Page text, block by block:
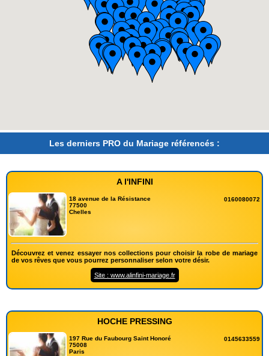
Les derniers PRO du Mariage référencés :
A l'INFINI
18 avenue de la Résistance
77500
Chelles
0160080072
Découvrez et venez essayer nos collections pour choisir la robe de mariage
de vos rêves que vous pourrez personnaliser selon votre désir.
Site : www.alinfini-mariage.fr
HOCHE PRESSING
197 Rue du Faubourg Saint Honoré
75008
Paris
0145633559